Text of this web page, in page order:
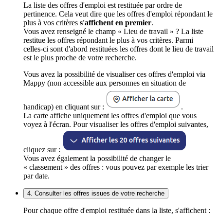
La liste des offres d'emploi est restituée par ordre de
pertinence. Cela veut dire que les offres d'emploi répondant le
plus à vos critères s'affichent en premier.
Vous avez renseigné le champ « Lieu de travail » ? La liste
restitue les offres répondant le plus à vos critères. Parmi
celles-ci sont d'abord restituées les offres dont le lieu de travail
est le plus proche de votre recherche.
Vous avez la possibilité de visualiser ces offres d'emploi via
Mappy (non accessible aux personnes en situation de
handicap) en cliquant sur :
.
La carte affiche uniquement les offres d'emploi que vous
voyez à l'écran. Pour visualiser les offres d'emploi suivantes,
cliquez sur :
Vous avez également la possibilité de changer le
« classement » des offres : vous pouvez par exemple les trier
par date.
4. Consulter les offres issues de votre recherche
Pour chaque offre d'emploi restituée dans la liste, s'affichent :